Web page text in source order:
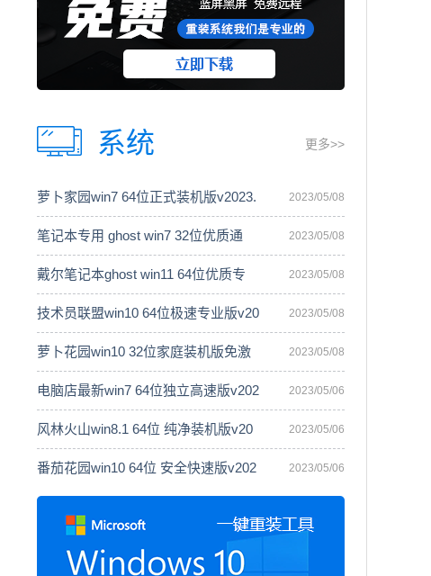
系统 更多>>
萝卜家园win7 64位正式装机版v2023. 2023/05/08
笔记本专用 ghost win7 32位优质通 2023/05/08
戴尔笔记本ghost win11 64位优质专 2023/05/08
技术员联盟win10 64位极速专业版v20 2023/05/08
萝卜花园win10 32位家庭装机版免激 2023/05/08
电脑店最新win7 64位独立高速版v202 2023/05/06
风林火山win8.1 64位 纯净装机版v20 2023/05/06
番茄花园win10 64位 安全快速版v202 2023/05/06